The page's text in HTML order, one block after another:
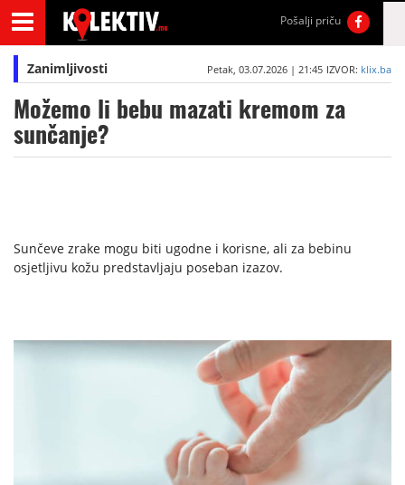
Pošalji priču
Zanimljivosti Petak, 03.07.2026 | 21:45 IZVOR: klix.ba
Možemo li bebu mazati kremom za
sunčanje?
Sunčeve zrake mogu biti ugodne i korisne, ali za bebinu
osjetljivu kožu predstavljaju poseban izazov.